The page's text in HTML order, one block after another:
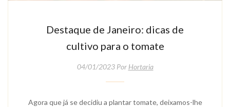
Destaque de Janeiro: dicas de
cultivo para o tomate
04/01/2023 Por Hortaria
Agora que já se decidiu a plantar tomate, deixamos-lhe